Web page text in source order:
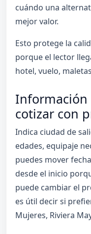
cuándo una
mejor valor.
Esto protege la
porque el lector
hotel, vuelo,
cotizar con
Indica ciudad de
edades, equipaje
puedes mover
desde el inicio
puede cambiar el
es útil decir si
Mujeres, Riviera